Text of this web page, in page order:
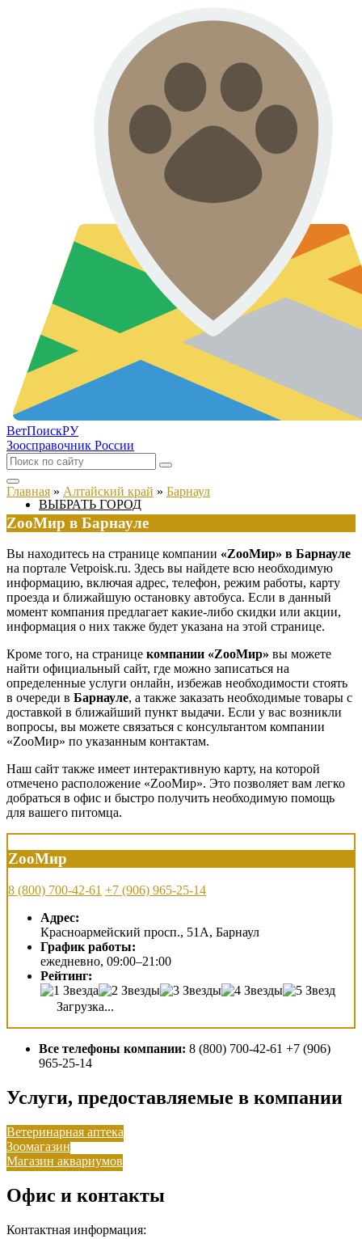
ВетПоискРУ
Зоосправочник России
ВЫБРАТЬ ГОРОД
Главная » Алтайский край » Барнаул
ZооМир в Барнауле
Вы находитесь на странице компании «ZооМир» в Барнауле
на портале Vetpoisk.ru. Здесь вы найдете всю необходимую
информацию, включая адрес, телефон, режим работы, карту
проезда и ближайшую остановку автобуса. Если в данный
момент компания предлагает какие-либо скидки или акции,
информация о них также будет указана на этой странице.
Кроме того, на странице компании «ZооМир» вы можете
найти официальный сайт, где можно записаться на
определенные услуги онлайн, избежав необходимости стоять
в очереди в Барнауле, а также заказать необходимые товары с
доставкой в ближайший пункт выдачи. Если у вас возникли
вопросы, вы можете связаться с консультантом компании
«ZооМир» по указанным контактам.
Наш сайт также имеет интерактивную карту, на которой
отмечено расположение «ZооМир». Это позволяет вам легко
добраться в офис и быстро получить необходимую помощь
для вашего питомца.
ZооМир
8 (800) 700-42-61 +7 (906) 965-25-14
Адрес:
Красноармейский просп., 51А, Барнаул
График работы:
ежедневно, 09:00–21:00
Рейтинг:
Загрузка...
Все телефоны компании: 8 (800) 700-42-61 +7 (906)
965-25-14
Услуги, предоставляемые в компании
Ветеринарная аптека
Зоомагазин
Магазин аквариумов
Офис и контакты
Контактная информация: